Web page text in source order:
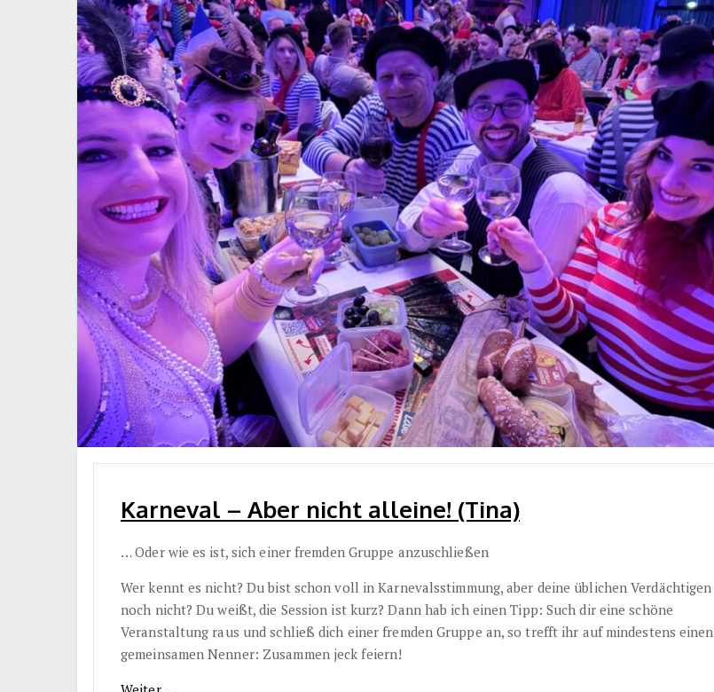
Karneval – Aber nicht alleine! (Tina)
… Oder wie es ist, sich einer fremden Gruppe anzuschließen
Wer kennt es nicht? Du bist schon voll in Karnevalsstimmung, aber deine üblichen Verdächtigen
noch nicht? Du weißt, die Session ist kurz? Dann hab ich einen Tipp: Such dir eine schöne
Veranstaltung raus und schließ dich einer fremden Gruppe an, so trefft ihr auf mindestens einen
gemeinsamen Nenner: Zusammen jeck feiern!